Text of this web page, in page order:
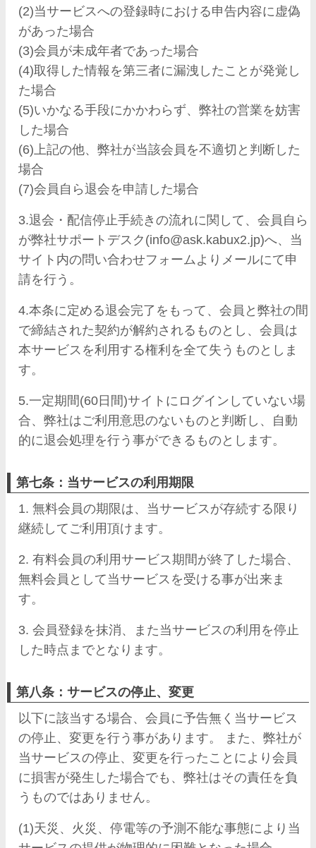
(2)当サービスへの登録時における申告内容に虚偽
があった場合
(3)会員が未成年者であった場合
(4)取得した情報を第三者に漏洩したことが発覚し
た場合
(5)いかなる手段にかかわらず、弊社の営業を妨害
した場合
(6)上記の他、弊社が当該会員を不適切と判断した
場合
(7)会員自ら退会を申請した場合
3.退会・配信停止手続きの流れに関して、会員自ら
が弊社サポートデスク(info@ask.kabux2.jp)へ、当
サイト内の問い合わせフォームよりメールにて申
請を行う。
4.本条に定める退会完了をもって、会員と弊社の間
で締結された契約が解約されるものとし、会員は
本サービスを利用する権利を全て失うものとしま
す。
5.一定期間(60日間)サイトにログインしていない場
合、弊社はご利用意思のないものと判断し、自動
的に退会処理を行う事ができるものとします。
第七条：当サービスの利用期限
1. 無料会員の期限は、当サービスが存続する限り
継続してご利用頂けます。
2. 有料会員の利用サービス期間が終了した場合、
無料会員として当サービスを受ける事が出来ま
す。
3. 会員登録を抹消、また当サービスの利用を停止
した時点までとなります。
第八条：サービスの停止、変更
以下に該当する場合、会員に予告無く当サービス
の停止、変更を行う事があります。 また、弊社が
当サービスの停止、変更を行ったことにより会員
に損害が発生した場合でも、弊社はその責任を負
うものではありません。
(1)天災、火災、停電等の予測不能な事態により当